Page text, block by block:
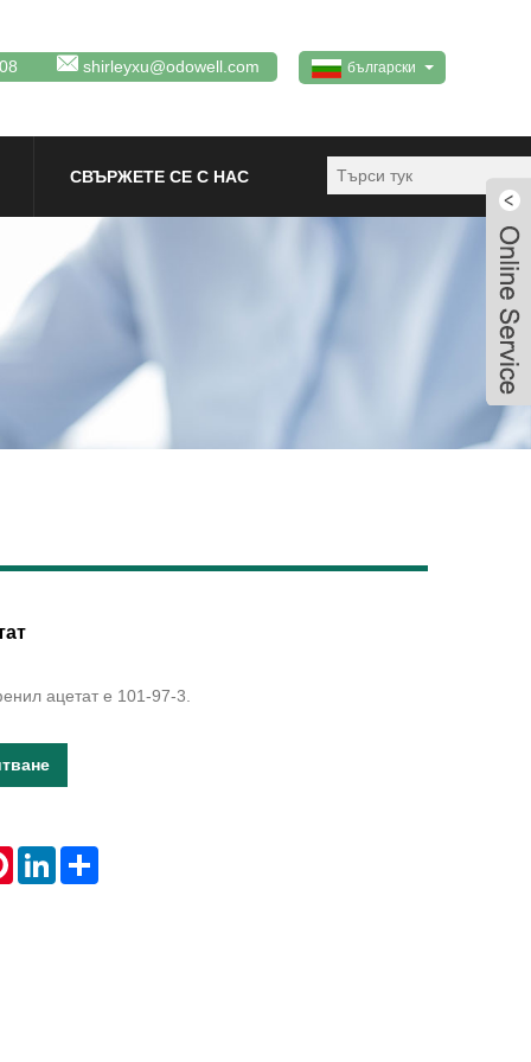
български
shirleyxu@odowell.com
СВЪРЖЕТЕ СЕ С НАС
ацетат е 101-97-3.
PinterestLinkedInShare